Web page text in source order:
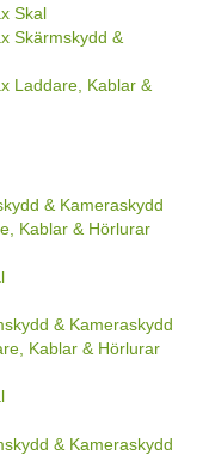
Skal
Skärmskydd &
Laddare, Kablar &
& Kameraskydd
Kablar & Hörlurar
& Kameraskydd
Kablar & Hörlurar
& Kameraskydd